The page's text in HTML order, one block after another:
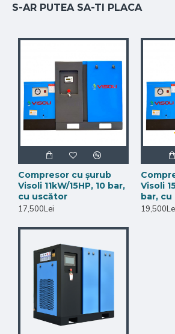
S-AR PUTEA SA-TI PLACA
Compresor cu șurub
Visoli 11kW/15HP, 10 bar,
cu uscător
17,500Lei
Visoli
bar,